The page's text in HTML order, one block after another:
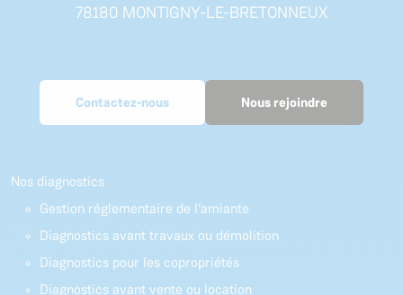
78180 MONTIGNY-LE-BRETONNEUX
Contactez-nous Nous rejoindre
Nos diagnostics
Gestion réglementaire de l’amiante
Diagnostics avant travaux ou démolition
Diagnostics pour les copropriétés
Diagnostics avant vente ou location